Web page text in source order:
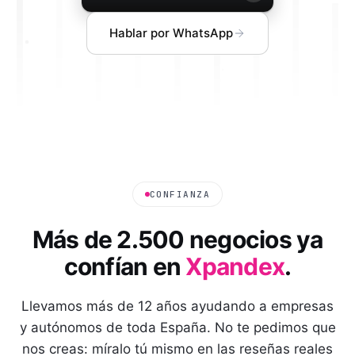
Hablar por WhatsApp
CONFIANZA
Más de 2.500 negocios ya
confían en Xpandex.
Llevamos más de 12 años ayudando a empresas
y autónomos de toda España. No te pedimos que
nos creas: míralo tú mismo en las reseñas reales